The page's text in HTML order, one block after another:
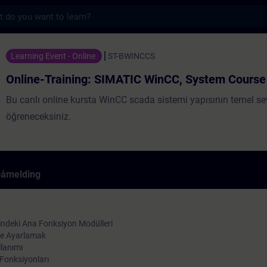
SIMATIC WinCC, System Course 1 -
Learning Event - Online ST-BWINCCS
Online-Training: SIMATIC WinCC, System Course
Bu canlı online kursta WinCC scada sistemi yapısının temel
öğreneceksiniz.
Ana Fonksiyon Modülleri
Ayarlamak